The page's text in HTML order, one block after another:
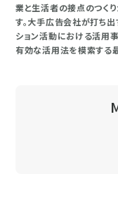
業と生活者の接点のつく
す。大手広告会社が打ち
ション活動における活用
有効な活用法を模索する